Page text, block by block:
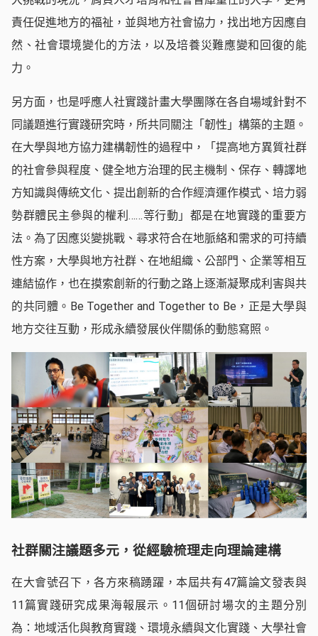
責任促進地方的福祉，並與地方社會協力，找出地方因應自
然、社會環境變化的方法，以及培養災難應變和回復的能
力。
另方面，也是呼應人社實踐計畫大學團隊在各自場域針對不
同議題進行實踐研究時，所共同關注「韌性」構築的主題。
在大學與地方協力建構韌性的過程中，「提高地方異質社群
的社會參與程度、健全地方治理的民主機制、保存、轉譯地
方知識與傳統文化、提出創新的合作經濟運作模式、培力弱
勢群體民主參與的權利……等行動」都是在地實踐的重要方
法。為了因應災變挑戰、尋求符合在地脈絡和需求的可持續
性方案，大學與地方社群、在地組織、公部門、企業等相互
連結協作，也在摸索創新的行動之路上逐漸凝聚成利害與共
的共同體。Be Together and Together to Be，正是大學與
地方交往互動，形成永續發展伙伴關係的動態寫照。
社群關注議題多元，從經驗梳理走向理論建構
在大會號召下，各方來稿踴躍，本屆共有47篇論文發表與
11篇實踐研究成果海報展示。11個研討場次的主題分別
為：地域活化與教育實踐、環境永續與文化實踐、大學社會